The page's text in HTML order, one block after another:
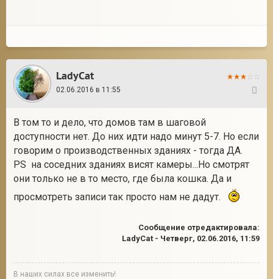
LadyCat
02.06.2016 в 11:55
В том то и дело, что домов там в шаговой
доступности нет. До них идти надо минут 5-7. Но если
говорим о производственных зданиях - тогда ДА.
PS на соседних зданиях висят камеры...Но смотрят
они только не в то место, где была кошка. Да и
просмотреть записи так просто нам не дадут.
Сообщение отредактировала:
LadyCat - Четверг, 02.06.2016, 11:59
В наших силах все изменить!